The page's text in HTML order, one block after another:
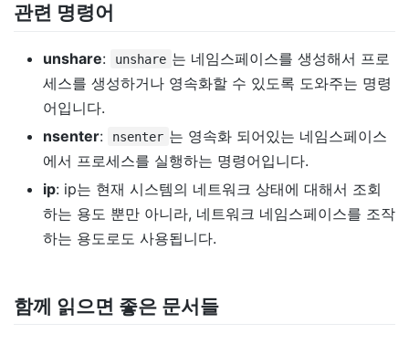
관련 명령어
unshare: unshare 는 네임스페이스를 생성해서 프로
세스를 생성하거나 영속화할 수 있도록 도와주는 명령
어입니다.
nsenter: nsenter 는 영속화 되어있는 네임스페이스
에서 프로세스를 실행하는 명령어입니다.
ip: ip는 현재 시스템의 네트워크 상태에 대해서 조회
하는 용도 뿐만 아니라, 네트워크 네임스페이스를 조작
하는 용도로도 사용됩니다.
함께 읽으면 좋은 문서들